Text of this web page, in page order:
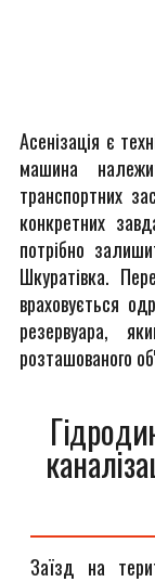
Асенізація є
машина
транспортних
конкретних
потрібно
Шкуратівка.
враховується
резервуара,
розташованого
Заїзд на